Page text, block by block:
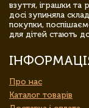
взуття, іграшки та
досі зупиняла
покупки,
для дітей стають
Про нас
Каталог товарів